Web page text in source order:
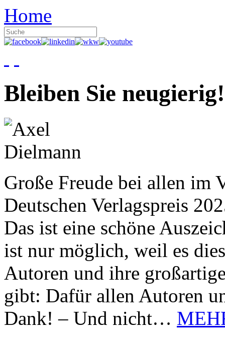
Home
Bleiben Sie neugierig!
Große Freude bei allen im
Deutschen Verlagspreis
Das ist eine schöne
ist nur möglich, weil es
Autoren und ihre
gibt: Dafür allen Autoren
Dank! – Und nicht…